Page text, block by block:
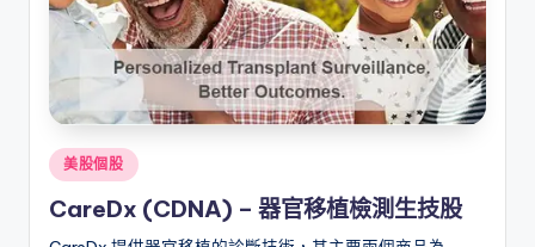
Posted
in
美股個股
CareDx (CDNA) – 器官移植檢測生技股